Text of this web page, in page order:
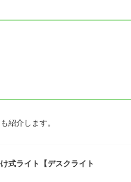
紹介します。
式ライト【デスクライト